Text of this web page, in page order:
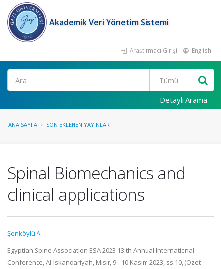
Akademik Veri Yönetim Sistemi
Araştırmacı Girişi English
Ara
Detaylı Arama
ANA SAYFA SON EKLENEN YAYINLAR
Spinal Biomechanics and
clinical applications
Şenköylü A.
Egyptian Spine Association ESA 2023 13 th Annual International
Conference, Al-Iskandariyah, Mısır, 9 - 10 Kasım 2023, ss.10, (Özet